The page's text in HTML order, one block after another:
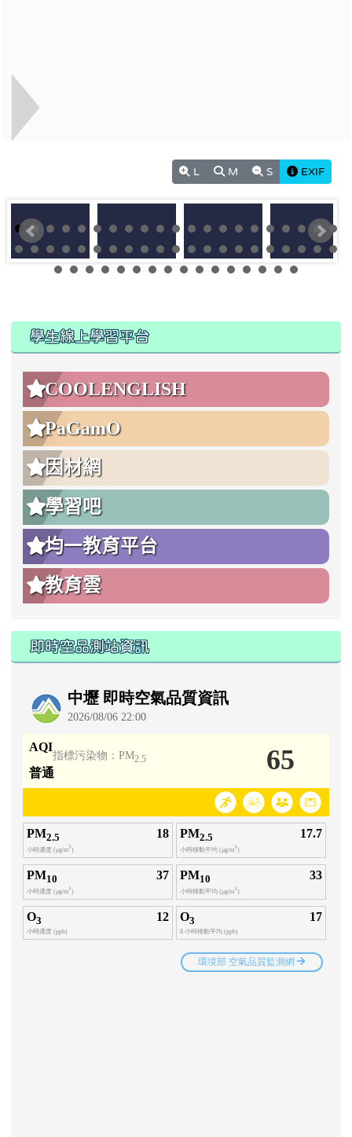
L M S EXIF
學生線上學習平台
COOLENGLISH
PaGamO
因材網
學習吧
均一教育平台
教育雲
即時空品測站資訊